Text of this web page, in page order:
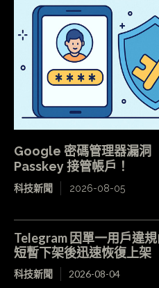
Google 密碼管理器漏洞
Passkey 接管帳戶！
科技新聞 2026-08-05
Telegram 因單一用戶違
短暫下架後迅速恢復上架
科技新聞 2026-08-04